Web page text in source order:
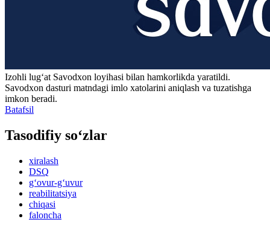
Izohli lugʻat Savodxon loyihasi bilan hamkorlikda yaratildi.
Savodxon dasturi matndagi imlo xatolarini aniqlash va tuzatishga
imkon beradi.
Batafsil
Tasodifiy so‘zlar
xiralash
DSQ
g‘ovur-g‘uvur
reabilitatsiya
chiqasi
faloncha